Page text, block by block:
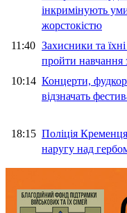
інкримінують
жорстокістю
11:40 Захисники та
пройти навчання
10:14 Концерти,
відзначать
18:15 Поліція
наругу над